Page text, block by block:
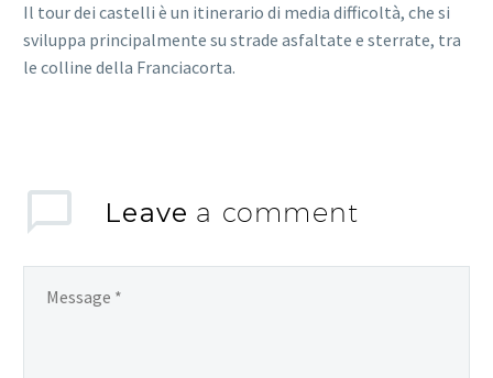
Il tour dei castelli è un itinerario di media difficoltà, che si
sviluppa principalmente su strade asfaltate e sterrate, tra
le colline della Franciacorta.
Leave a comment